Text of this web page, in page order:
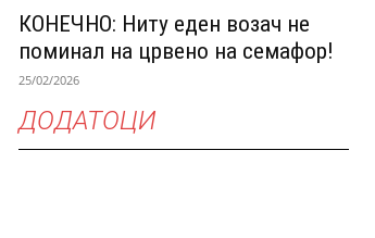
КОНЕЧНО: Ниту еден возач не
поминал на црвено на семафор!
25/02/2026
ДОДАТОЦИ